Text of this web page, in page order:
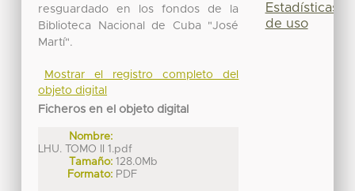
resguardado en los fondos de la
Biblioteca Nacional de Cuba "José
Martí".
Mostrar el registro completo del
objeto digital
Ficheros en el objeto digital
Nombre:
LHU. TOMO II 1.pdf
Tamaño: 128.0Mb
Formato: PDF
Estadísticas
de uso